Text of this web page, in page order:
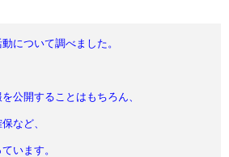
について調べました。
公開することはもちろん、
など、
います。